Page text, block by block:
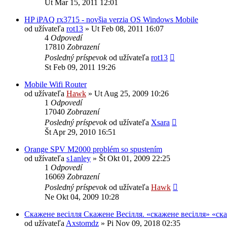
Ut Mar 15, 2011 12:01
HP iPAQ rx3715 - novšia verzia OS Windows Mobile
od užívateľa rot13 » Ut Feb 08, 2011 16:07
4 Odpovedí
17810 Zobrazení
Posledný príspevokod užívateľa rot13
St Feb 09, 2011 19:26
Mobile Wifi Router
od užívateľa Hawk » Ut Aug 25, 2009 10:26
1 Odpovedí
17040 Zobrazení
Posledný príspevokod užívateľa Xsara
Št Apr 29, 2010 16:51
Orange SPV M2000 problém so spustením
od užívateľa s1anley » Št Okt 01, 2009 22:25
1 Odpovedí
16069 Zobrazení
Posledný príspevokod užívateľa Hawk
Ne Okt 04, 2009 10:28
Скажене весілля Скажене Весілля. «скажене весілля»
od užívateľa Axstomdz » Pi Nov 09, 2018 02:35